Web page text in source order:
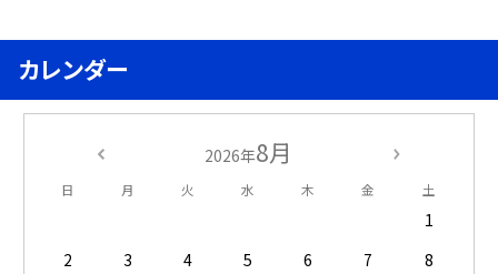
カレンダー
2026年8月
日 月 火 水 木 金 土
1
2
3 4 5 6 7
8